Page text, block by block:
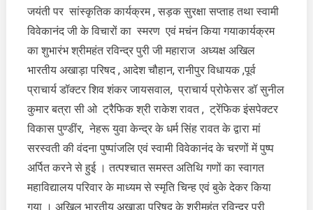
महापुरुषों
का
महंत
रविंद्र
जयंती पर सांस्कृतिक कार्यक्रम , सड़क सुरक्षा सप्ताह तथा स्वामी
विवेकानंद जी के विचारों का स्मरण एवं मचंन किया गयाकार्यक्रम
का शुभारंभ श्रीमहंत रविन्द्र पुरी जी महाराज अध्यक्ष अखिल
भारतीय अखाड़ा परिषद , आदेश चौहान, रानीपुर विधायक ,पूर्व
प्राचार्य डॉक्टर शिव शंकर जायसवाल, प्राचार्य प्रोफेसर डॉ सुनील
कुमार बत्रा सी ओ ट्रैफिक श्री राकेश रावत , ट्रेंफिक इंसपेक्टर
विकास पुण्डींर, नेहरू युवा केन्द्र के धर्म सिंह रावत के द्वारा मां
सरस्वती की वंदना पुष्पांजलि एवं स्वामी विवेकानंद के चरणों में पुष्प
अर्पित करने से हुई । तत्पश्चात समस्त अतिथि गणों का स्वागत
महाविद्यालय परिवार के माध्यम से स्मृति चिन्ह एवं बुके देकर किया
गया । अखिल भारतीय अखाड़ा परिषद के श्रीमहंत रविन्द्र पुरी